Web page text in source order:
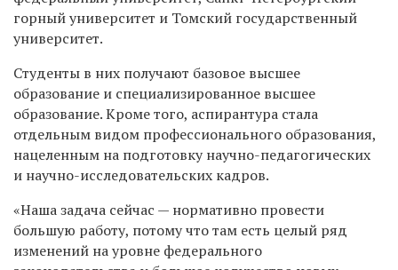
горный университет и Томский государственный
университет.
Студенты в них получают базовое высшее
образование и специализированное высшее
образование. Кроме того, аспирантура стала
отдельным видом профессионального образования,
нацеленным на подготовку научно-педагогических
и научно-исследовательских кадров.
«Наша задача сейчас — нормативно провести
большую работу, потому что там есть целый ряд
изменений на уровне федерального